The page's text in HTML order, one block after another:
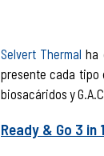
Selvert Thermalha
presente cada tipo
biosacáridos y
Ready & Go 3 in